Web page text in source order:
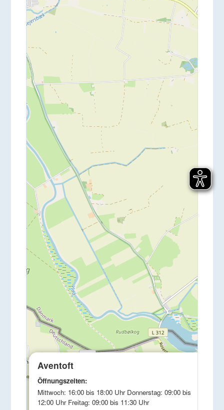
Aventoft
Öffnungszeiten:
Mittwoch: 16:00 bis 18:00 Uhr Donnerstag: 09:00 bis
12:00 Uhr Freitag: 09:00 bis 11:30 Uhr